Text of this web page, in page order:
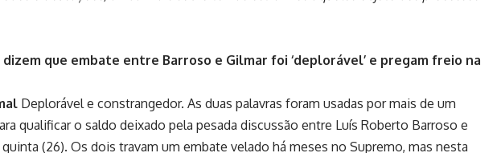
dizem que embate entre Barroso e Gilmar foi ‘deplorável’ e pregam freio na
Deplorável e constrangedor. As duas palavras foram usadas por mais de um
qualificar o saldo deixado pela pesada discussão entre Luís Roberto Barroso e
(26). Os dois travam um embate velado há meses no Supremo, mas nesta